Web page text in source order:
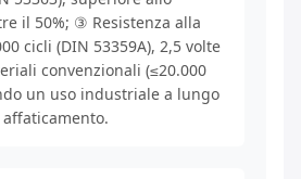
il 50%; ③ Resistenza alla
cicli (DIN 53359A), 2,5 volte
convenzionali (≤20.000
un uso industriale a lungo